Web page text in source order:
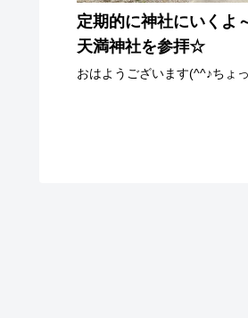
定期的に神社にいくよ
天満神社を参拝☆
おはようございます(^^♪ちょ